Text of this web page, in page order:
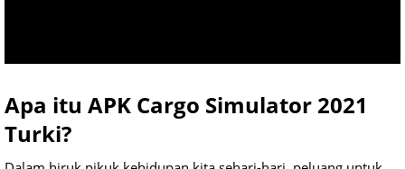
Apa itu APK Cargo Simulator 2021
Turki?